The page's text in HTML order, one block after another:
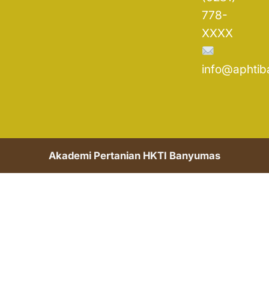
778-
XXXX
Akademi Pertanian HKTI Banyumas